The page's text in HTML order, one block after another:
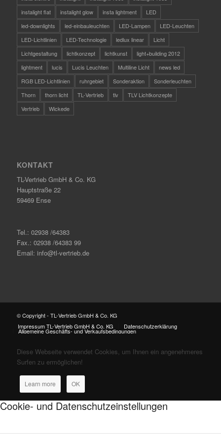
instalight flat
instalight glow insta lightment
LED
led-downlights
led-einbauleuchten LED-Lampen
LED-Leuchten
LED-Lichtlinien
LED-Technologie ledlux linear
Licht
Lichtgestaltung
lichtkonzept lichtkunst
light+building 2012
lightment
lucis Lucis Leuchten Multiline Licht
news led
RGB LED-Lichtlinien
ruhrgebiet Sonderaktion
Sonderleuchten
Thorn
thorn licht TL-Vertrieb tlv
TLV Lichtkonzepte
Vertrieb
Wickede
KONTAKT
TL-Vertrieb GmbH & Co. KG
Hauptstraße 22
59469 Ense
Tel.: 02938 /64383
Fax.: 02938 /64383 99
Email: info@tl-vertrieb.de
© Copyright - TL-Vertrieb GmbH & Co. KG
Impressum TL-Vertrieb GmbH & Co. KG
Datenschutzerklärung
Allgemeine Geschäfts- und Verkaufsbedingungen
Diese Webseite verwendet Cookies, um Ihnen ein angenehmeres
Surfen zu ermöglichen!
Learn more OK
Cookie- und Datenschutzeinstellungen